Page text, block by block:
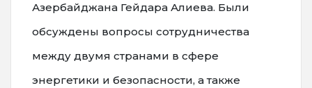
Азербайджана Гейдара Алиева. Были
обсуждены вопросы сотрудничества
между двумя странами в сфере
энергетики и безопасности, а также